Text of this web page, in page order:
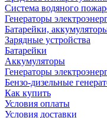
Система водяного
Генераторы
Батарейки,
Зарядные устройства
Батарейки
Аккумуляторы
Генераторы
Бензо-дизельные
Как купить
Условия оплаты
Условия доставки